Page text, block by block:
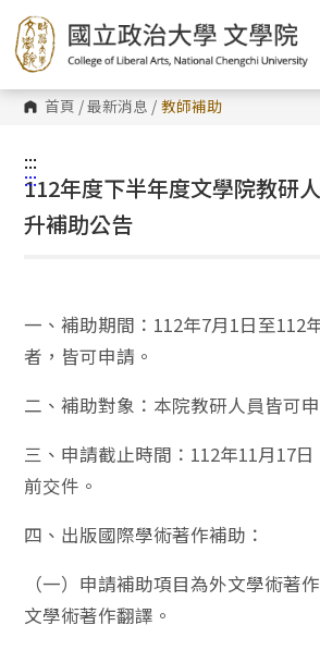
跳
到
主
要
內
容
區 首頁 /最新消息 / 教師補助
:::
:::
112年度下半年度文學院教研
升補助公告
一、補助期間：112年7月1日至112
者，皆可申請。
二、補助對象：本院教研人員皆可申
三、申請截止時間：112年11月17
前交件。
四、出版國際學術著作補助：
（一）申請補助項目為外文學術著
文學術著作翻譯。